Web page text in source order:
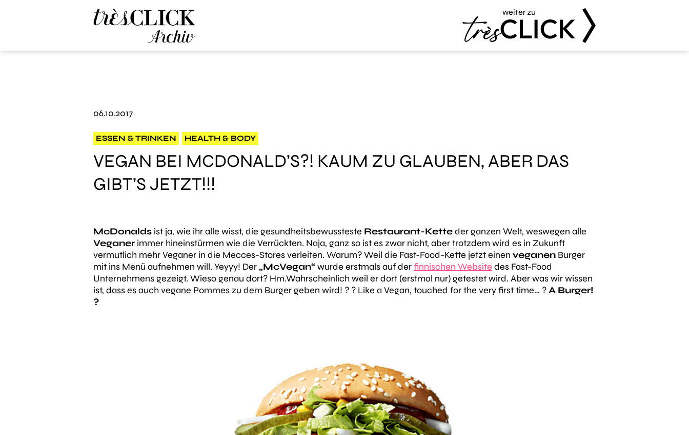
weiter zu
06.10.2017
ESSEN & TRINKEN HEALTH & BODY
VEGAN BEI MCDONALD’S?! KAUM ZU GLAUBEN, ABER DAS
GIBT’S JETZT!!!
McDonalds ist ja, wie ihr alle wisst, die gesundheitsbewussteste Restaurant-Ketteder ganzen Welt, weswegen alle
Veganer immer hineinstürmen wie die Verrückten. Naja, ganz so ist es zwar nicht, aber trotzdem wird es in Zukunft
vermutlich mehr Veganer in die Mecces-Stores verleiten. Warum? Weil die Fast-Food-Kette jetzt einen veganen Burger
mit ins Menü aufnehmen will. Yeyyy! Der„McVegan“ wurde erstmals auf derfinnischen Website des Fast-Food
Unternehmens gezeigt. Wieso genau dort? Hm.Wahrscheinlich weil er dort (erstmal nur) getestet wird. Aber was wir wissen
ist, dass es auch vegane Pommes zu dem Burger geben wird! ? ? Like a Vegan, touched for the very first time… ?A Burger!
?